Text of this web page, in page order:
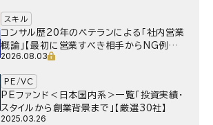
スキル
コンサル歴20年のベテランによる「社内営業
概論」【最初に営業すべき相手からNG例ま
で】
2026.08.03
PE/VC
PEファンド＜日本国内系＞一覧「投資実績・
スタイルから創業背景まで」【厳選30社】
2025.03.26